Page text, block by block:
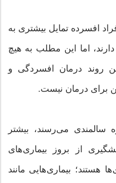
افسرده تمایل بیشتری به
اما این مطلب به هیچ
روند درمان افسردگی و
برای درمان نیست.
سالمندی می‌رسند، بیشتر
از بروز بیماری‌های
هستند؛ بیماری‌هایی مانند